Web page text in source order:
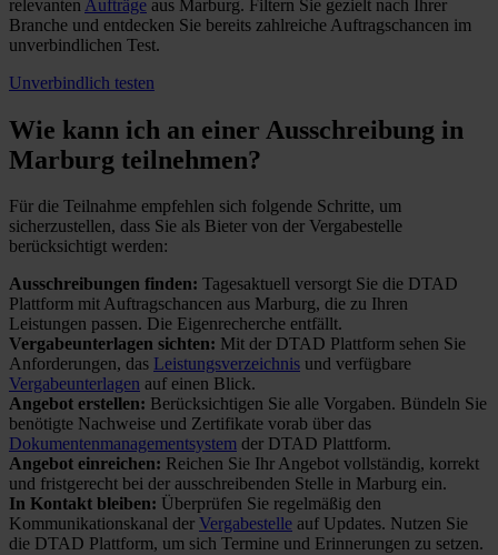
relevanten Aufträge aus Marburg. Filtern Sie gezielt nach Ihrer
Branche und entdecken Sie bereits zahlreiche Auftragschancen im
unverbindlichen Test.
Unverbindlich testen
Wie kann ich an einer Ausschreibung in
Marburg teilnehmen?
Für die Teilnahme empfehlen sich folgende Schritte, um
sicherzustellen, dass Sie als Bieter von der Vergabestelle
berücksichtigt werden:
Ausschreibungen finden: Tagesaktuell versorgt Sie die DTAD
Plattform mit Auftragschancen aus Marburg, die zu Ihren
Leistungen passen. Die Eigenrecherche entfällt.
Vergabeunterlagen sichten: Mit der DTAD Plattform sehen Sie
Anforderungen, das Leistungsverzeichnis und verfügbare
Vergabeunterlagen auf einen Blick.
Angebot erstellen: Berücksichtigen Sie alle Vorgaben. Bündeln Sie
benötigte Nachweise und Zertifikate vorab über das
Dokumentenmanagementsystem der DTAD Plattform.
Angebot einreichen: Reichen Sie Ihr Angebot vollständig, korrekt
und fristgerecht bei der ausschreibenden Stelle in Marburg ein.
In Kontakt bleiben: Überprüfen Sie regelmäßig den
Kommunikationskanal der Vergabestelle auf Updates. Nutzen Sie
die DTAD Plattform, um sich Termine und Erinnerungen zu setzen.